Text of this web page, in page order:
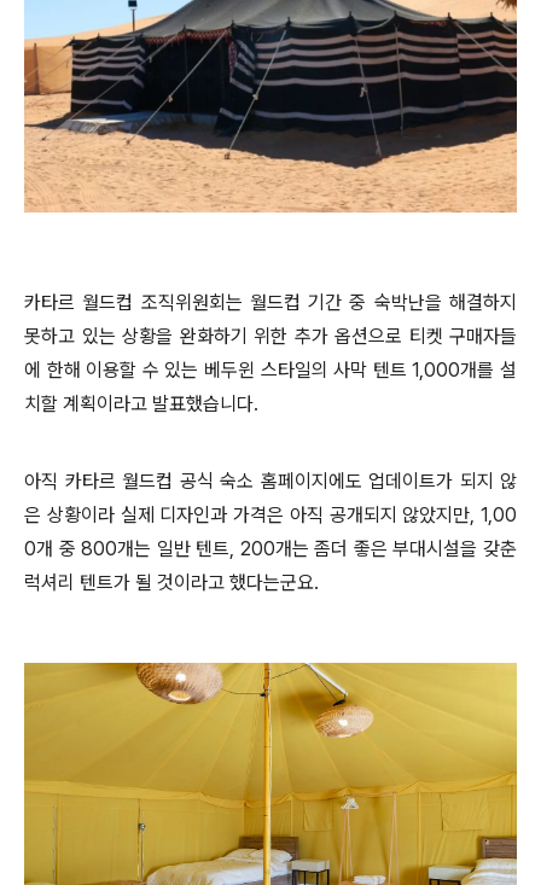
카타르 월드컵 조직위원회는 월드컵 기간 중 숙박난을 해결하지
못하고 있는 상황을 완화하기 위한 추가 옵션으로 티켓 구매자들
에 한해 이용할 수 있는 베두윈 스타일의 사막 텐트 1,000개를 설
치할 계획이라고 발표했습니다.
아직 카타르 월드컵 공식 숙소 홈페이지에도 업데이트가 되지 않
은 상황이라 실제 디자인과 가격은 아직 공개되지 않았지만, 1,00
0개 중 800개는 일반 텐트, 200개는 좀더 좋은 부대시설을 갖춘
럭셔리 텐트가 될 것이라고 했다는군요.